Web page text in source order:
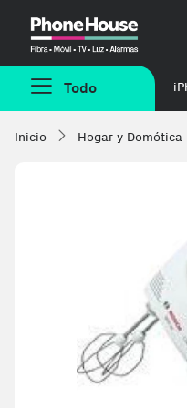
Todo
Inicio Hogar y Domótica